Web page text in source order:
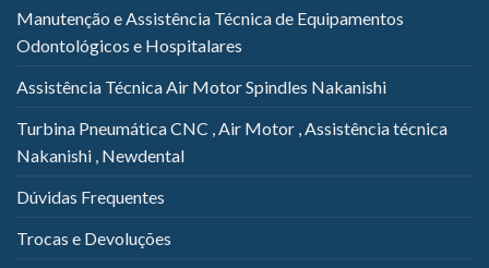
Manutenção e Assistência Técnica de Equipamentos
Odontológicos e Hospitalares
Assistência Técnica Air Motor Spindles Nakanishi
Turbina Pneumática CNC , Air Motor , Assistência técnica
Nakanishi , Newdental
Dúvidas Frequentes
Trocas e Devoluções